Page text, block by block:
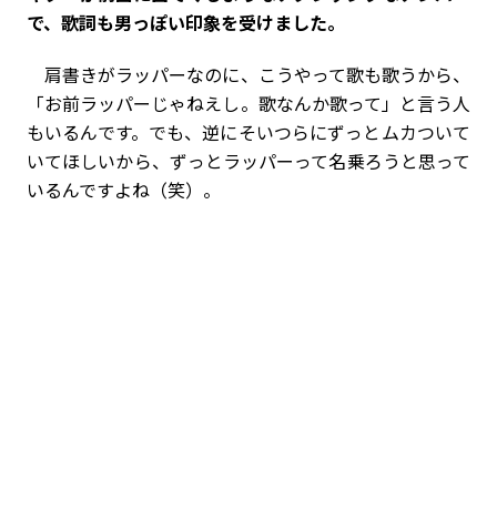
で、歌詞も男っぽい印象を受けました。
肩書きがラッパーなのに、こうやって歌も歌うから、
「お前ラッパーじゃねえし。歌なんか歌って」と言う人
もいるんです。でも、逆にそいつらにずっとムカついて
いてほしいから、ずっとラッパーって名乗ろうと思って
いるんですよね（笑）。